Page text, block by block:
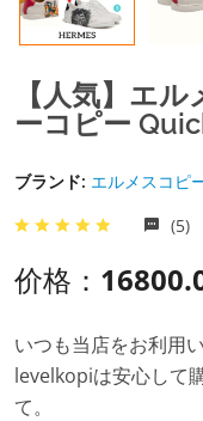
【人気】エ
ーコピー
ブランド: エルメスコピ
(5)
价格：
いつも当店をお利用
levelkopiは安心して
て。